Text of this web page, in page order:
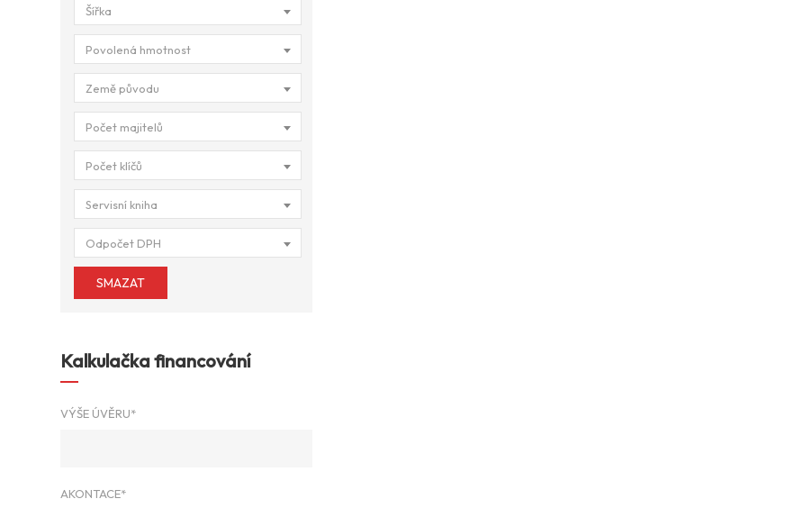
Šířka
Povolená hmotnost
Země původu
Počet majitelů
Počet klíčů
Servisní kniha
Odpočet DPH
SMAZAT
Kalkulačka financování
VÝŠE ÚVĚRU*
AKONTACE*